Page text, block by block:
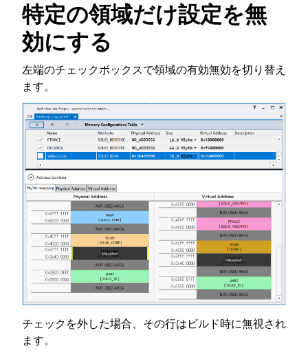
特定の領域だけ設定を無
効にする
左端のチェックボックスで領域の有効無効を切り替え
ます。
チェックを外した場合、その行はビルド時に無視され
ます。